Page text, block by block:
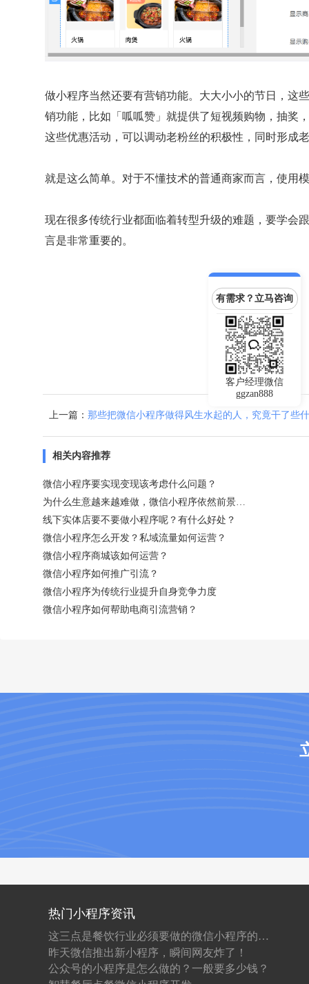
做小程序当然还要有营销功能。大大小小的节日，这
销功能，比如「呱呱赞」就提供了短视频购物，抽奖
这些优惠活动，可以调动老粉丝的积极性，同时形成
就是这么简单。对于不懂技术的普通商家而言，使用
现在很多传统行业都面临着转型升级的难题，要学会
言是非常重要的。
上一篇： 那些把微信小程序做得风生水起的人，究竟干了些
相关内容推荐
微信小程序要实现变现该考虑什么问题？
线下实体店要不要做小程序呢？有什么好处？
微信小程序怎么开发？私域流量如何运营？
微信小程序商城该如何运营？
微信小程序如何推广引流？
微信小程序为传统行业提升自身竞争力度
微信小程序如何帮助电商引流营销？
有需求？立马咨询
客户经理微信
ggzan888
热门小程序资讯
这三点是餐饮行业必须要做的微信小程序的原因！
昨天微信推出新小程序，瞬间网友炸了！
公众号的小程序是怎么做的？一般要多少钱？